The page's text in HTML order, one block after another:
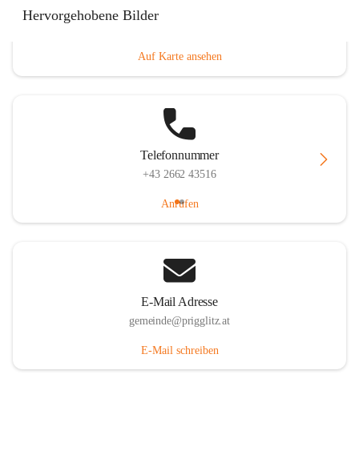
Hervorgehobene BilderHauptadresse
Auf Karte ansehen
Telefonnummer
+43 2662 43516
Anrufen
E-Mail Adresse
gemeinde@prigglitz.at
E-Mail schreiben